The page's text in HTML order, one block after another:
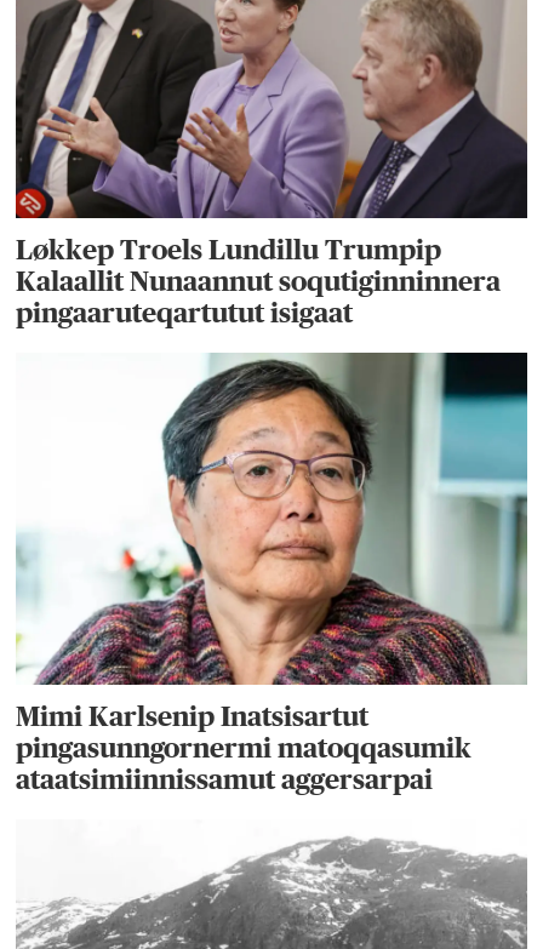
Løkkep Troels Lundillu Trumpip
Kalaallit Nunaannut soqutiginninnera
pingaaruteqartutut isigaat
Mimi Karlsenip Inatsisartut
pingasunngornermi matoqqasumik
ataatsimiinnissamut aggersarpai